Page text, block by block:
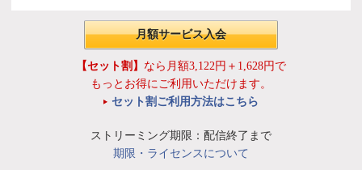
月額サービス入会
【セット割】 なら月額3,122円＋1,628円で
もっとお得にご利用いただけます。
セット割ご利用方法はこちら
ストリーミング期限：配信終了まで
期限・ライセンスについて